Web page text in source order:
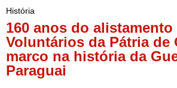
História
160 anos do
Voluntários da Pátria de
marco na história da
Paraguai